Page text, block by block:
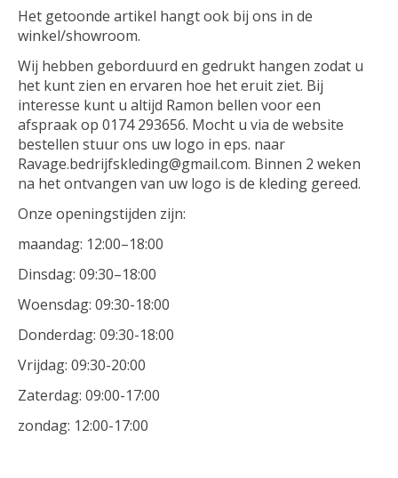
Het getoonde artikel hangt ook bij ons in de
winkel/showroom.
Wij hebben geborduurd en gedrukt hangen zodat u
het kunt zien en ervaren hoe het eruit ziet. Bij
interesse kunt u altijd Ramon bellen voor een
afspraak op 0174 293656. Mocht u via de website
bestellen stuur ons uw logo in eps. naar
Ravage.bedrijfskleding@gmail.com. Binnen 2 weken
na het ontvangen van uw logo is de kleding gereed.
Onze openingstijden zijn:
maandag: 12:00–18:00
Dinsdag: 09:30–18:00
Woensdag: 09:30-18:00
Donderdag: 09:30-18:00
Vrijdag: 09:30-20:00
Zaterdag: 09:00-17:00
zondag: 12:00-17:00